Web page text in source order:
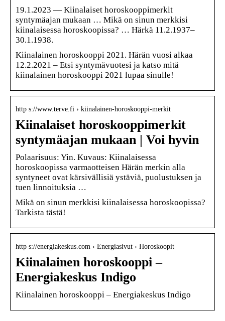
19.1.2023 — Kiinalaiset horoskooppimerkit
syntymäajan mukaan … Mikä on sinun merkkisi
kiinalaisessa horoskoopissa? … Härkä 11.2.1937–
30.1.1938.
Kiinalainen horoskooppi 2021. Härän vuosi alkaa
12.2.2021 – Etsi syntymävuotesi ja katso mitä
kiinalainen horoskooppi 2021 lupaa sinulle!
http s://www.terve.fi › kiinalainen-horoskooppi-merkit
Kiinalaiset horoskooppimerkit
syntymäajan mukaan | Voi hyvin
Polaarisuus: Yin. Kuvaus: Kiinalaisessa
horoskoopissa varmaotteisen Härän merkin alla
syntyneet ovat kärsivällisiä ystäviä, puolustuksen ja
tuen linnoituksia …
Mikä on sinun merkkisi kiinalaisessa horoskoopissa?
Tarkista tästä!
http s://energiakeskus.com › Energiasivut › Horoskoopit
Kiinalainen horoskooppi –
Energiakeskus Indigo
Kiinalainen horoskooppi – Energiakeskus Indigo